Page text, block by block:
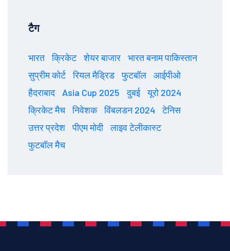
टैग
भारत क्रिकेट शेयर बाजार
भारत बनाम पाकिस्तान
सुप्रीम कोर्ट
रियल मैड्रिड फुटबॉल
आईपीओ
हैदराबाद
Asia Cup 2025 दुबई
यूरो 2024
क्रिकेट मैच
निवेशक विंबलडन 2024
टेनिस
उत्तर प्रदेश
पीएम मोदी
लाइव टेलीकास्ट
फुटबॉल मैच